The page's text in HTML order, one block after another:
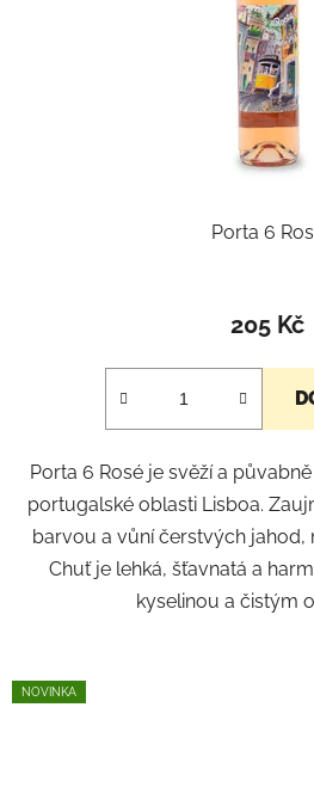
Porta 6
205 Kč
Porta 6 Rosé je svěží a
portugalské oblasti Lisboa.
barvou a vůní čerstvých jahod,
Chuť je lehká, šťavnatá a
kyselinou a čistým
NOVINKA